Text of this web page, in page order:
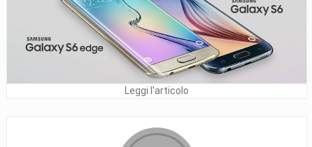
Leggi l'articolo